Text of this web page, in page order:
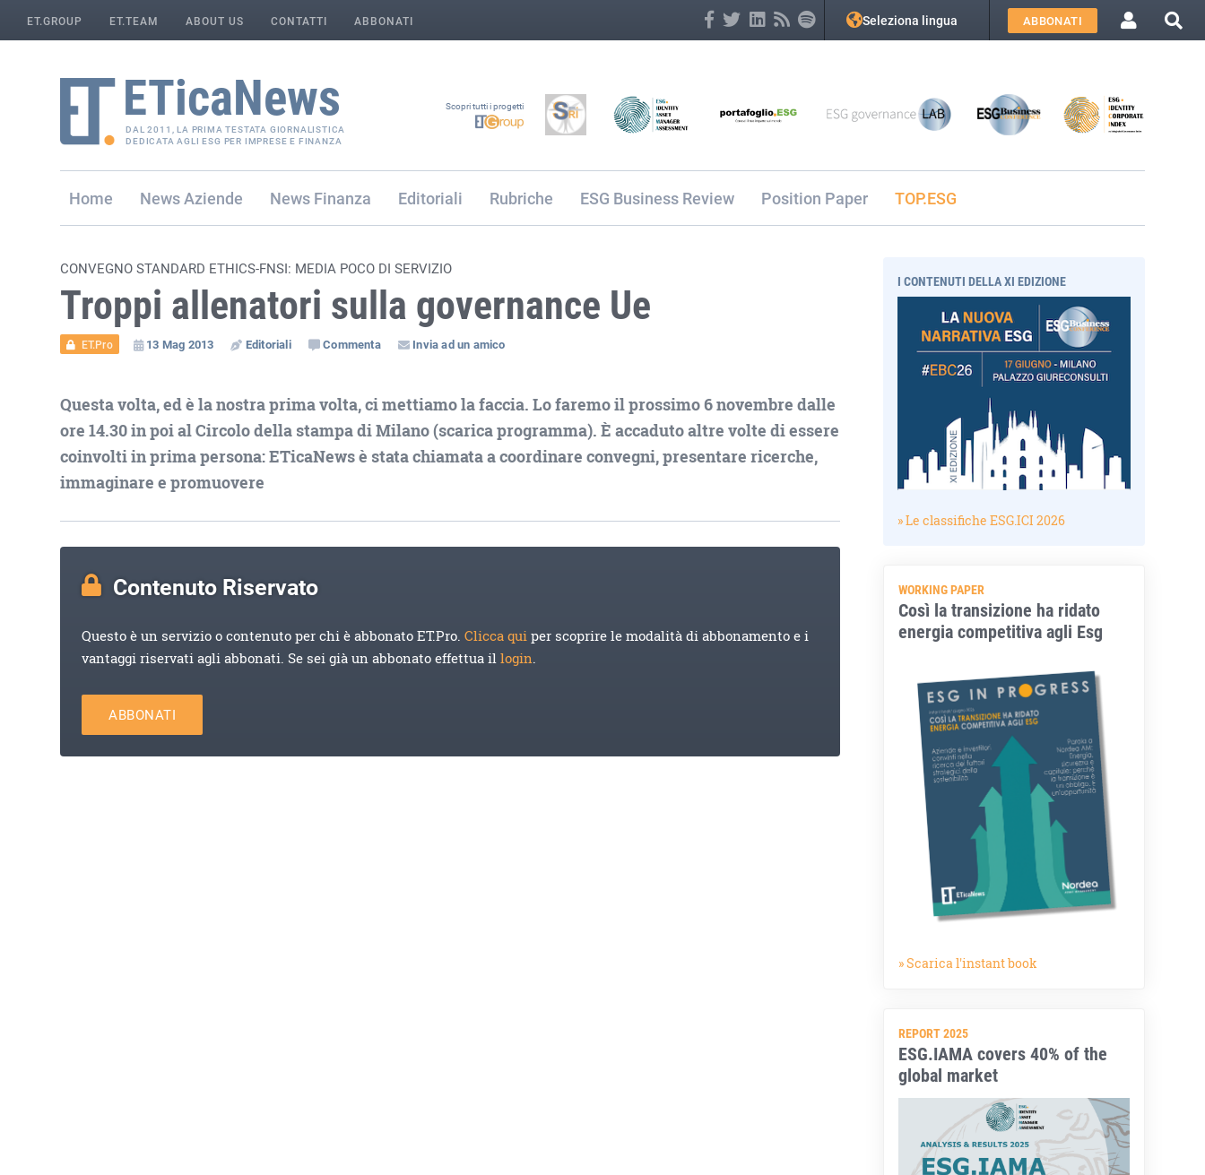
ET.GROUP ET.TEAM ABOUT US CONTATTI ABBONATI Seleziona lingua ABBONATI
DAL 2011, LA PRIMA TESTATA GIORNALISTICA
DEDICATA AGLI ESG PER IMPRESE E FINANZA
Scopri tutti i progetti
Home Aziende Finanza Editoriali Rubriche ESG Business Review Position Paper TOP.ESG
CONVEGNO STANDARD ETHICS-FNSI: MEDIA POCO DI SERVIZIO
Troppi allenatori sulla governance Ue
ET.Pro 13 Mag 2013 Editoriali Commenta Invia ad un amico
Questa volta, ed è la nostra prima volta, ci mettiamo la faccia. Lo faremo il prossimo 6 novembre dalle
ore 14.30 in poi al Circolo della stampa di Milano (scarica programma). È accaduto altre volte di essere
coinvolti in prima persona: ETicaNews è stata chiamata a coordinare convegni, presentare ricerche,
immaginare e promuovere
Contenuto Riservato
Questo è un servizio o contenuto per chi è abbonato ET.Pro.Clicca quiper scoprire le modalità di abbonamento e i
vantaggi riservati agli abbonati. Se sei già un abbonato effettua illogin.
ABBONATI
I CONTENUTI DELLA XI EDIZIONE
» Le classifiche ESG.ICI 2026
WORKING PAPER
Così la transizione ha ridato
energia competitiva agli Esg
» Scarica l'instant book
REPORT 2025
ESG.IAMA covers 40% of the
global market